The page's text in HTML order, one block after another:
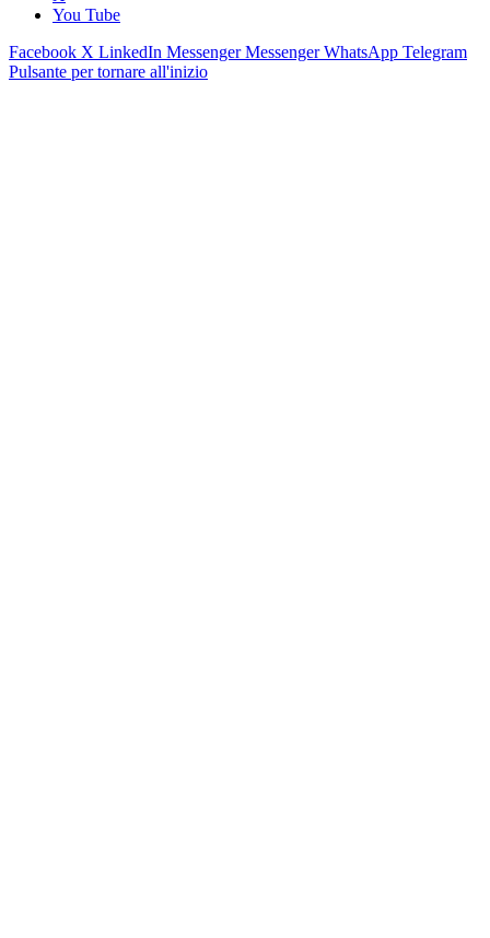
You Tube
Facebook X LinkedIn Messenger Messenger WhatsApp Telegram
Pulsante per tornare all'inizio